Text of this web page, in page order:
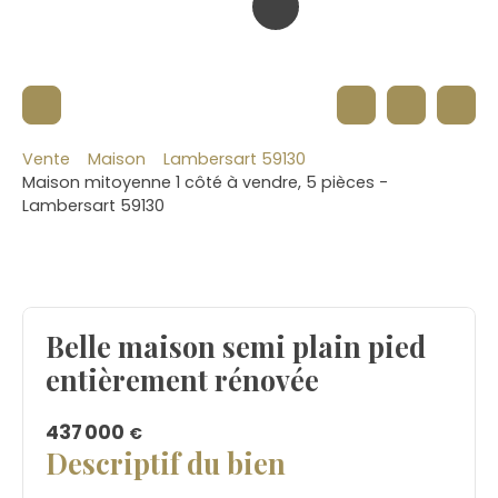
Vente Maison
Lambersart 59130
Maison mitoyenne 1 côté à vendre, 5 pièces -
Lambersart 59130
Belle maison semi plain pied
entièrement rénovée
437 000 €
Descriptif du bien